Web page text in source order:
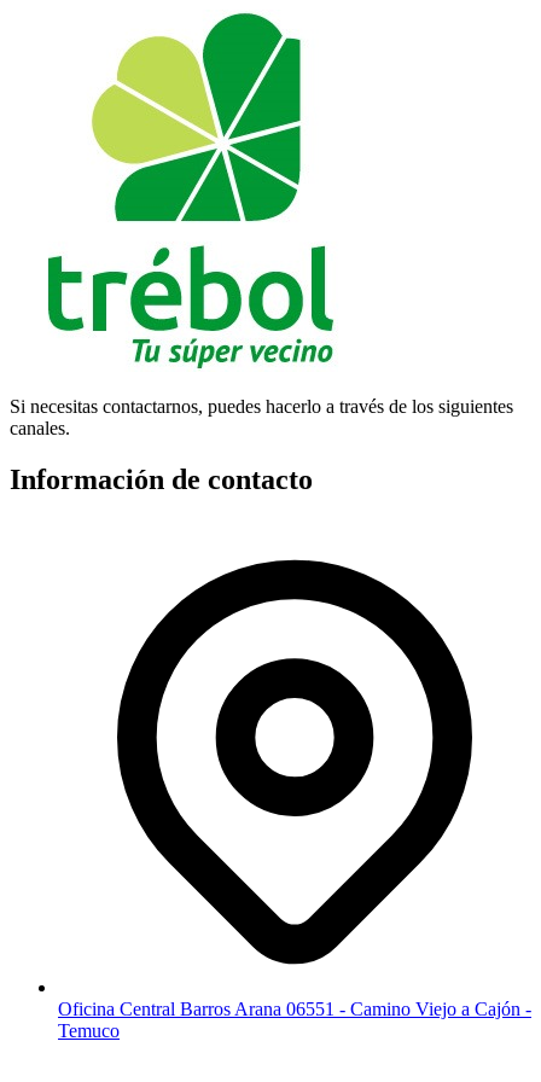
Si necesitas contactarnos, puedes hacerlo a través de los siguientes
canales.
Información de contacto
Oficina Central Barros Arana 06551 - Camino Viejo a Cajón -
Temuco